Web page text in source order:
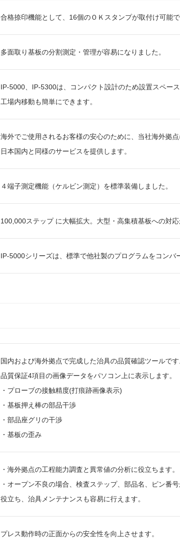
合格捺印機能として、16個のＯＫスタンプが取付け可能
多面取り基板の分割測定・管理が容易になりました。
IP-5000、IP-5300は、コンパクト設計のため設置スペー
工場内移動も簡単にできます。
海外でご使用されるお客様の安心のために、当社海外拠
日本国内と同様のサービスを提供します。
４端子測定機能（ケルビン測定）を標準装備しました。
100,000ステップ に大幅拡大。大型・高集積基板への対
IP-5000シリーズは、標準で他社製のプログラムをコンバ
国内および海外拠点で完成した治具の品質確認ツールで
品質保証4項目の画像データをパソコン上に表示します。
・プローブの接触精度(打痕跡画像表示)
・基板押え棒の部品干渉
・部品座グリの干渉
・基板の歪み
・海外拠点の工程能力調査と異常値の分析に役立ちます。
・オープン不良の場合、検査ステップ、部品名、ピン番
役立ち、治具メンテナンスも容易に行えます。
プレス動作時の正面からの安全性を向上させます。